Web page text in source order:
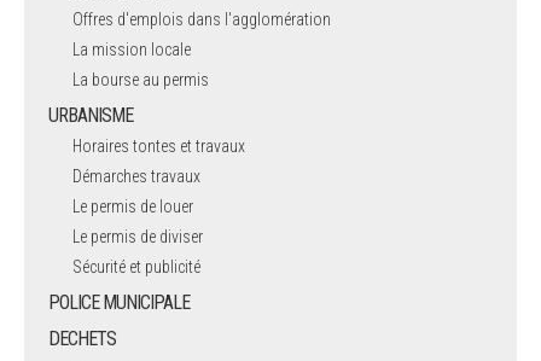
Offres d'emplois dans l'agglomération
La mission locale
La bourse au permis
URBANISME
Horaires tontes et travaux
Démarches travaux
Le permis de louer
Le permis de diviser
Sécurité et publicité
POLICE MUNICIPALE
DECHETS